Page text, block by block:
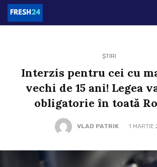
ȘTIRI
Interzis pentru cei cu
vechi de 15 ani! Legea
obligatorie în toată
VLAD PATRIK 1